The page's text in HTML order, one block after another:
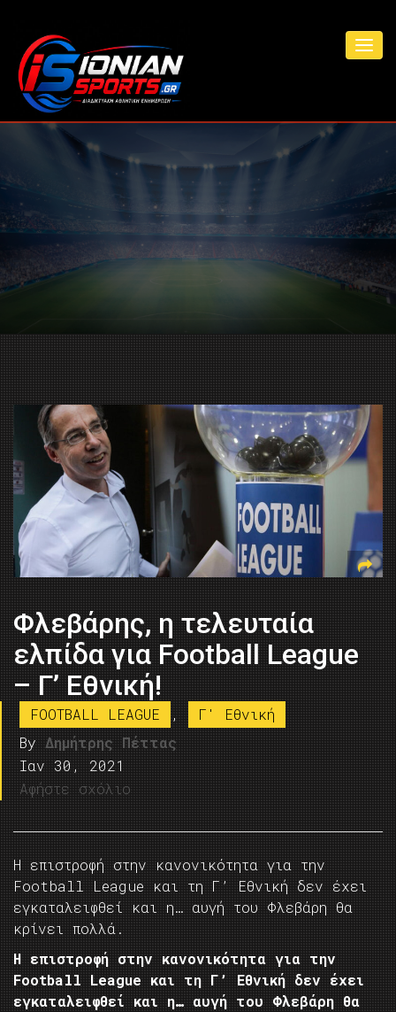
Φλεβάρης, η τελευταία
ελπίδα για Football League
– Γ’ Εθνική!
FOOTBALL LEAGUE ,
Γ' Εθνική
By Δημήτρης Πέττας
Ιαν 30, 2021
Αφήστε σχόλιο
Η επιστροφή στην κανονικότητα για την
Football League και τη Γ’ Εθνική δεν έχει
εγκαταλειφθεί και η… αυγή του Φλεβάρη θα
κρίνει πολλά.
Η επιστροφή στην κανονικότητα για την
Football League και τη Γ’ Εθνική δεν έχει
εγκαταλειφθεί και η… αυγή του Φλεβάρη θα